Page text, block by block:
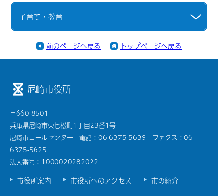
子育て・教育
前のページへ戻る トップページへ戻る
尼崎市役所
〒660-8501
兵庫県尼崎市東七松町1丁目23番1号
尼崎市コールセンター 電話：06-6375-5639 ファクス：06-
6375-5625
法人番号：1000020282022
市役所案内 市役所へのアクセス
市の紹介